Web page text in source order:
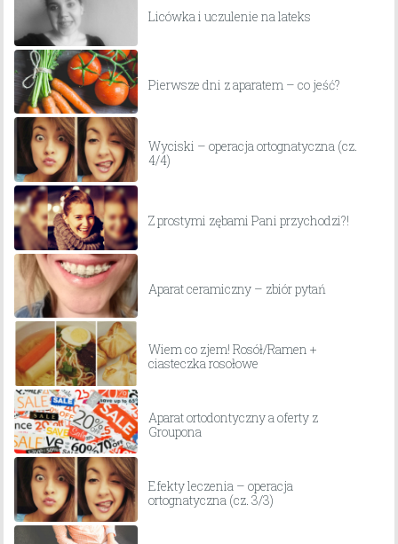
Licówka i uczulenie na lateks
Pierwsze dni z aparatem – co jeść?
Wyciski – operacja ortognatyczna (cz.
4/4)
Z prostymi zębami Pani przychodzi?!
Aparat ceramiczny – zbiór pytań
Wiem co zjem! Rosół/Ramen +
ciasteczka rosołowe
Aparat ortodontyczny a oferty z
Groupona
Efekty leczenia – operacja
ortognatyczna (cz. 3/3)